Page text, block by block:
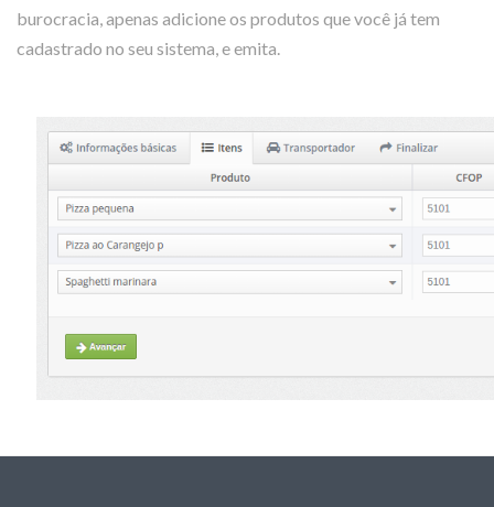
burocracia, apenas adicione os produtos que você já tem
cadastrado no seu sistema, e emita.